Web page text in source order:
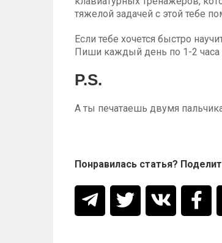
тяжелой задачей с этой тебе
Если тебе хочется быстро
Пиши каждый день по 1-2 часа
P.S.
А ты печатаешь двумя
Понравилась статья?